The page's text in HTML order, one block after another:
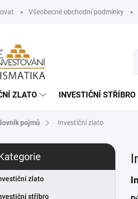
Všeobecné obchodní podmínky
ZLATO INVESTIČNÍ STŘÍBRO
pojmů Investiční zlato
zlato
stříbro